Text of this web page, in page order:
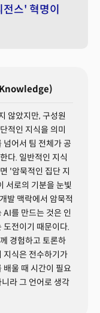
스' 혁명이
Knowledge)
않았지만, 구성원
적인 지식을 의미
넘어서 팀 전체가 공
다. 일반적인 지식
'암묵적인 집단 지
서로의 기분을 눈빛
발 맥락에서 암묵적
AI를 만드는 것은 인
도전이기 때문이다.
경험하고 토론하
지식은 전수하기가
배울 때 시간이 필요
라 그 언어로 생각